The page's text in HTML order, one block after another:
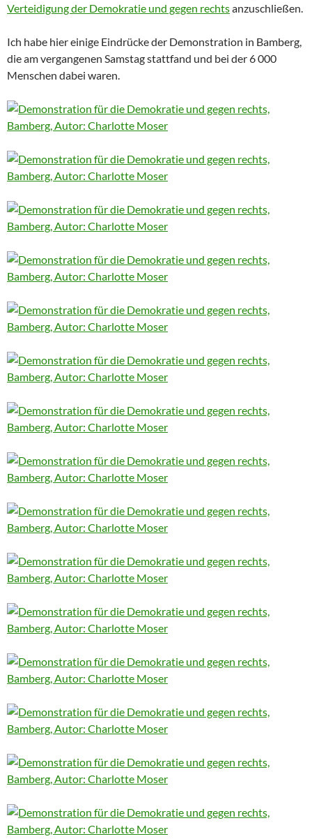
Verteidigung der Demokratie und gegen rechtsanzuschließen.
Ich habe hier einige Eindrücke der Demonstration in Bamberg,
die am vergangenen Samstag stattfand und bei der 6 000
Menschen dabei waren.